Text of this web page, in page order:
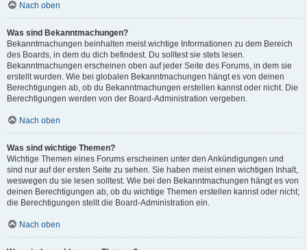
Nach oben
Was sind Bekanntmachungen?
Bekanntmachungen beinhalten meist wichtige Informationen zu dem Bereich
des Boards, in dem du dich befindest. Du solltest sie stets lesen.
Bekanntmachungen erscheinen oben auf jeder Seite des Forums, in dem sie
erstellt wurden. Wie bei globalen Bekanntmachungen hängt es von deinen
Berechtigungen ab, ob du Bekanntmachungen erstellen kannst oder nicht. Die
Berechtigungen werden von der Board-Administration vergeben.
Nach oben
Was sind wichtige Themen?
Wichtige Themen eines Forums erscheinen unter den Ankündigungen und
sind nur auf der ersten Seite zu sehen. Sie haben meist einen wichtigen Inhalt,
weswegen du sie lesen solltest. Wie bei den Bekanntmachungen hängt es von
deinen Berechtigungen ab, ob du wichtige Themen erstellen kannst oder nicht;
die Berechtigungen stellt die Board-Administration ein.
Nach oben